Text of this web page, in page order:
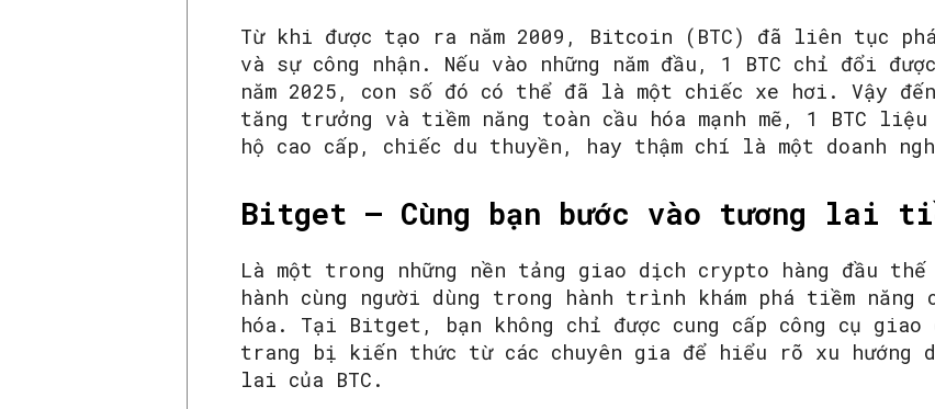
Từ khi được tạo ra năm 2009, Bitcoin (BTC) đã liên tục
và sự công nhận. Nếu vào những năm đầu, 1 BTC chỉ đổi
năm 2025, con số đó có thể đã là một chiếc xe hơi. Vậy
tăng trưởng và tiềm năng toàn cầu hóa mạnh mẽ, 1 BTC liệu
hộ cao cấp, chiếc du thuyền, hay thậm chí là một doanh
Bitget – Cùng bạn bước vào tương lai
Là một trong những nền tảng giao dịch crypto hàng đầu
hành cùng người dùng trong hành trình khám phá tiềm
hóa. Tại Bitget, bạn không chỉ được cung cấp công cụ giao
trang bị kiến thức từ các chuyên gia để hiểu rõ xu hướng
lai của BTC.